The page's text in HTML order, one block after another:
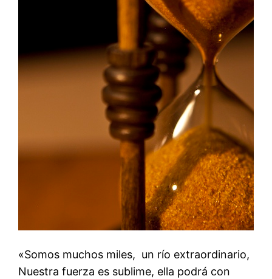
«Somos muchos miles, un río extraordinario,
Nuestra fuerza es sublime, ella podrá con